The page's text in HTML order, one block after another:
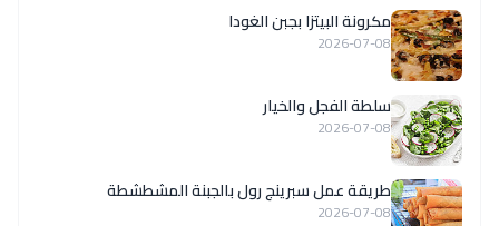
مكرونة البيتزا بجبن الغودا
2026-07-08
سلطة الفجل والخيار
2026-07-08
طريقة عمل سبرينج رول بالجبنة المشطشطة
2026-07-08